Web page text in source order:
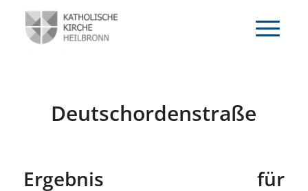
Deutschordenstraße
Ergebnis für